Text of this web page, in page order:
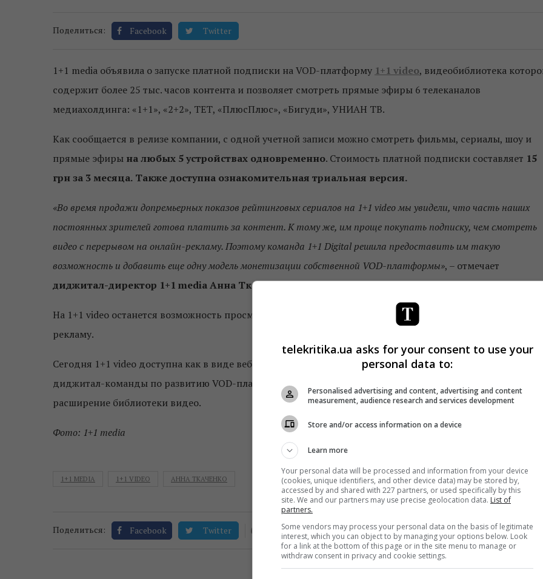
Поделиться: Facebook Twitter
1+1 media объявила о запуске платной подписки на VOD-платформу 1+1 video, видеобиблиотека
содержит более 25 тыс. часов контента и позволяет смотреть прямые эфиры 6 телеканалов
медиахолдинга: «1+1», «2+2», ТЕТ, «ПлюсПлюс», «Бигуди», УНИАН ТВ.
Как сообщается в релизе компании, с одной учетной записи можно смотреть фильмы, сериалы, шоу и
прямые эфиры на любых 5 устройствах одновременно. Стоимость платной подписки составляет 15
грн за 3 месяца. Также доступна ознакомительная триальная версия.
«Во время продажи допремьерных показов рейтинговых сериалов на 1+1 video мы увидели, что часть наших
постоянных зрителей готова платить за контент. К тому же, им проще покупать подписку, чем смотреть
видео с перерывом на онлайн-рекламу. Поэтому команда 1+1 Digital решила предоставить им такую
возможность и добавить еще одну модель монетизации собственной VOD-платформы», – отмечает
диджитал-директор 1+1 media Анна Ткаченко.
На 1+1 video останется возможность просмотра архива видео без платы за подписку, но с перерывами на
рекламу.
Сегодня 1+1 video доступна как в виде веб-сервиса, так и мобильного приложения. В ближайшие планы
диджитал-команды по развитию VOD-платформы входит создание новых тематических разделов и
расширение библиотеки видео.
Фото: 1+1 media
1+1 MEDIA 1+1 VIDEO АННА ТКАЧЕНКО
Поделиться: Facebook Twitter 0
telekritika.ua asks for your consent to use your
personal data to:
Personalised advertising and content, advertising and content
measurement, audience research and services development
Store and/or access information on a device
Learn more
Your personal data will be processed and information from your device
(cookies, unique identifiers, and other device data) may be stored by,
accessed by and shared with 227 partners, or used specifically by this
site. We and our partners may use precise geolocation data. List of
partners.
Some vendors may process your personal data on the basis of legitimate
interest, which you can object to by managing your options below. Look
for a link at the bottom of this page or in the site menu to manage or
withdraw consent in privacy and cookie settings.